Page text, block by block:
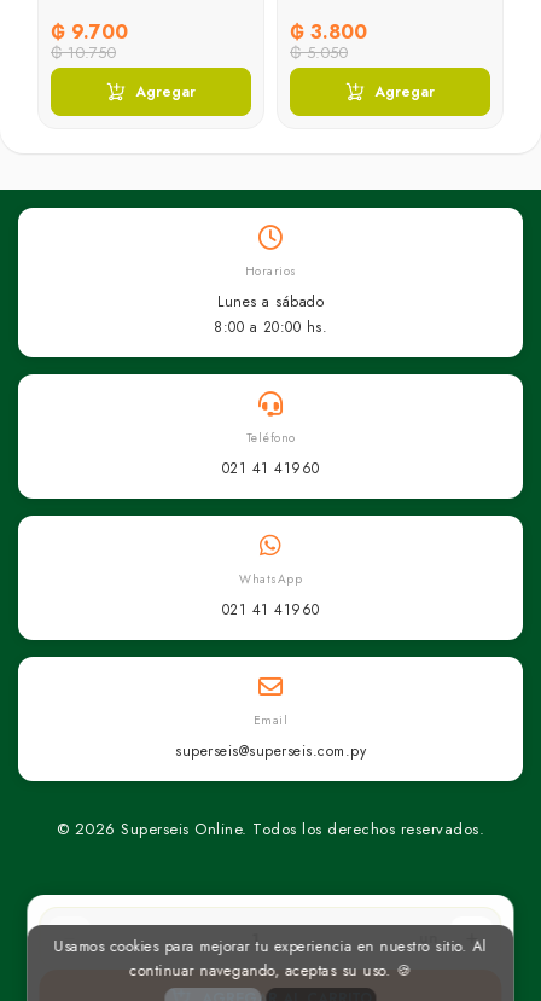
un
₲ 9.700
₲ 10.750
Agregar
₲ 3.800
₲ 5.050
Agregar
Horarios
Lunes a sábado
8:00 a 20:00 hs.
Teléfono
021 41 41960
WhatsApp
021 41 41960
Email
superseis@superseis.com.py
© 2026 Superseis Online. Todos los derechos reservados.
Usamos cookies para mejorar tu experiencia en nuestro sitio. Al
continuar navegando, aceptas su uso. 🍪